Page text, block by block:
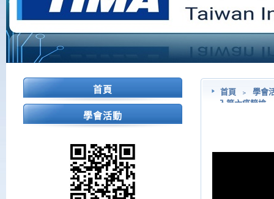
首頁 ﹥
學會
入第六癌篩檢
首頁
學會活動